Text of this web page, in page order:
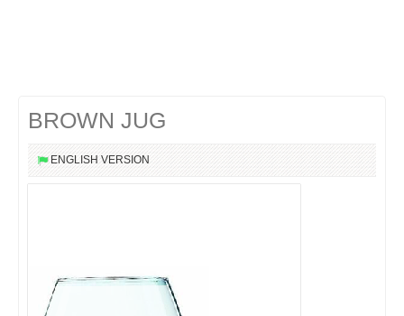
BROWN JUG
ENGLISH VERSION